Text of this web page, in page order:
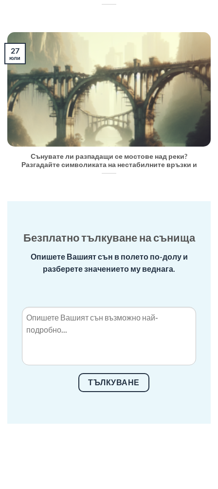
Сънувате ли разпадащи се мостове над реки?
Разгадайте символиката на нестабилните връзки и
27
юли
Безплатно тълкуване на сънища
Опишете Вашият сън в полето по-долу и
разберете значението му веднага.
ТЪЛКУВАНЕ